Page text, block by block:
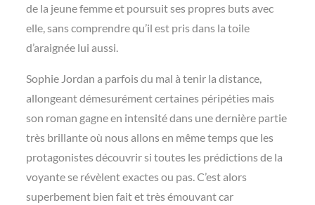
de la jeune femme et poursuit ses propres buts avec
elle, sans comprendre qu’il est pris dans la toile
d’araignée lui aussi.
Sophie Jordan a parfois du mal à tenir la distance,
allongeant démesurément certaines péripéties mais
son roman gagne en intensité dans une dernière partie
très brillante où nous allons en même temps que les
protagonistes découvrir si toutes les prédictions de la
voyante se révèlent exactes ou pas. C’est alors
superbement bien fait et très émouvant car